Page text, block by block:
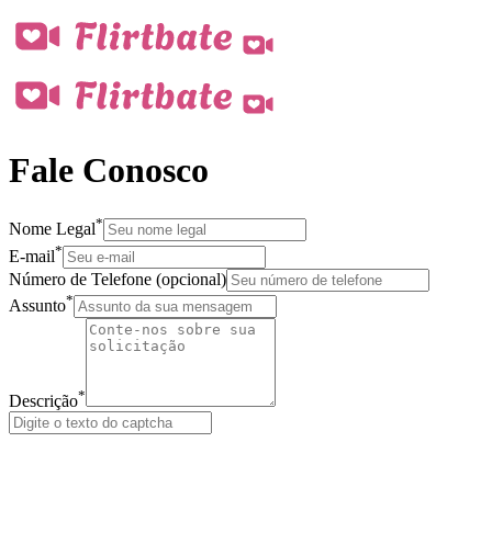
Fale Conosco
Nome Legal*
E-mail*
Número de Telefone (opcional)
Assunto*
Descrição*